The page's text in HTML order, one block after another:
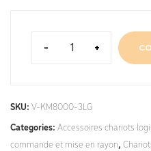
- +
SKU: V-KM8000-3LG
Categories: Accessoires chariots
commande et mise en rayon,